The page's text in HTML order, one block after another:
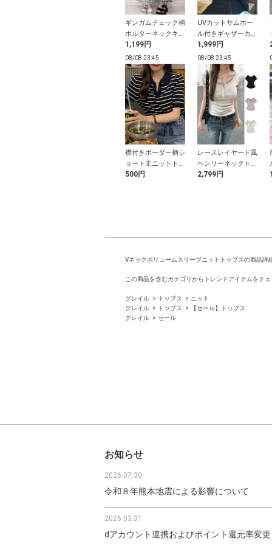
ギンガムチェック柄
ホルターネックキャ
ミソールニットワン
ピース
1,199円
UVカットサムホー
ル付きギャザーカー
ディガン
1,999円
08/08 23:45
襟付きボーダー柄シ
ョート丈ニットトッ
プス
500円
08/08 23:45
レースレイヤード風
ヘンリーネックトッ
プス
2,799円
Vネックボリュームスリーブニットトップスの商品詳
この商品を含むカテゴリからトレンドアイテムをチェ
グレイル トップス
ニット
グレイル
トップス
【セール】トップス
グレイル
セール
お知らせ
2026.07.30
令和８年熊本地震による影響について
2026.03.31
dアカウント連携およびポイント還元率変更